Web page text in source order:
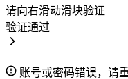
请向右滑动滑块验证
验证通过
账号或密码错误，请